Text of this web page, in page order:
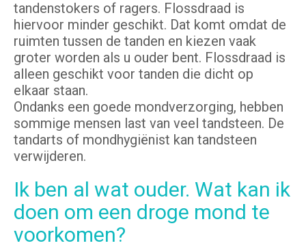
tandenstokers of ragers. Flossdraad is
hiervoor minder geschikt. Dat komt omdat de
ruimten tussen de tanden en kiezen vaak
groter worden als u ouder bent. Flossdraad is
alleen geschikt voor tanden die dicht op
elkaar staan.
Ondanks een goede mondverzorging, hebben
sommige mensen last van veel tandsteen. De
tandarts of mondhygiënist kan tandsteen
verwijderen.
Ik ben al wat ouder. Wat kan ik
doen om een droge mond te
voorkomen?